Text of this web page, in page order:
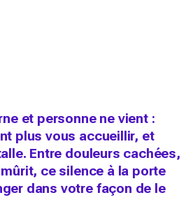
et personne ne vient :
plus vous accueillir, et
Entre douleurs cachées,
ce silence à la porte
dans votre façon de le